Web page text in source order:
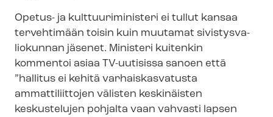
Opetus- ja kult­tuu­ri­mi­nis­te­ri ei tullut kansaa
tervehtimään toisin kuin muutamat si­vis­tys­va­
lio­kun­nan jäsenet. Ministeri kuitenkin
kommentoi asiaa TV-uutisissa sanoen että
”hallitus ei kehitä varhaiskasvatusta
ammattiliittojen välisten keskinäisten
keskustelujen pohjalta vaan vahvasti lapsen